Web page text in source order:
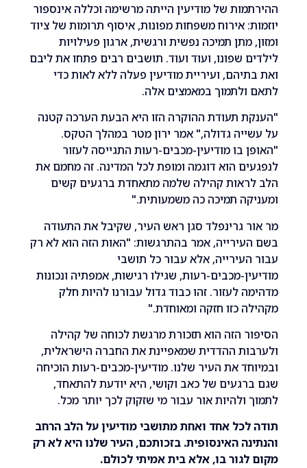
של מודיעין הייתה מרשימה וכללה אינספור
אירוח משפחות מפונות, איסוף תרומות של ציוד
מתן תמיכה נפשית ורגשית, ארגון פעילויות
שפונו, ועוד ועוד. תושבים רבים פתחו את ליבם
ועיריית מודיעין פעלה ללא לאות כדי
במאמצים אלה.
תעודת ההוקרה הזו היא הבעת הערכה קטנה
גדולה," אמר ירון מטר במהלך הטקס.
בו מודיעין-מכבים-רעות התגייסה לעזור
הוא דוגמה ומופת לכל המדינה. זה מחמם את
קהילה שלמה מתאחדת ברגעים קשים
תמיכה כה משמעותית."
גרינפלד סגן ראש העיר, שקיבל את התעודה
אמר בהתרגשות: "האות הזה הוא לא רק
אלא עבור כל תושבי
מכבים-רעות, שגילו רגישות, אמפתיה ונכונות
לעזור. זהו כבוד גדול עבורנו להיות חלק
כזו חזקה ומאוחדת."
הזה הוא תזכורת מרגשת לכוחה של קהילה
ההדדית שמאפיינת את החברה הישראלית,
את העיר שלנו. מודיעין-מכבים-רעות הוכיחה
של כאב וקושי, היא יודעת להתאחד,
אור עבור מי שזקוק לכך יותר מכל.
אחד ואחת מתושבי מודיעין על הלב הרחב
האינסופית. בזכותכם, העיר שלנו היא לא רק
בו, אלא בית אמיתי לכולם.